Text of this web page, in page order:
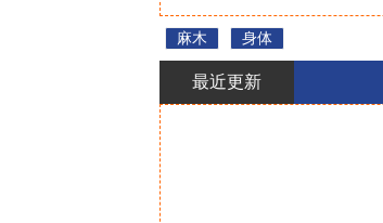
麻木 身体
最近更新